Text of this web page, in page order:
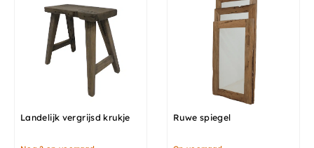
Landelijk vergrijsd krukje Ruwe spiegel